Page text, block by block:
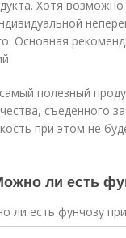
Хотя
Основная
полезный
съеденного
при этом не
ли есть